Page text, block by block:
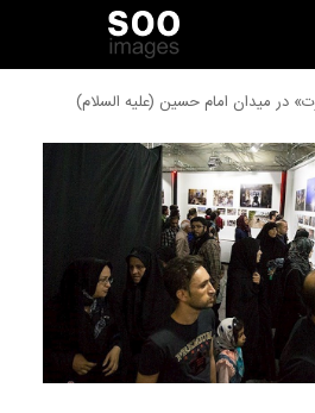
در میدان امام حسین (علیه السلام)